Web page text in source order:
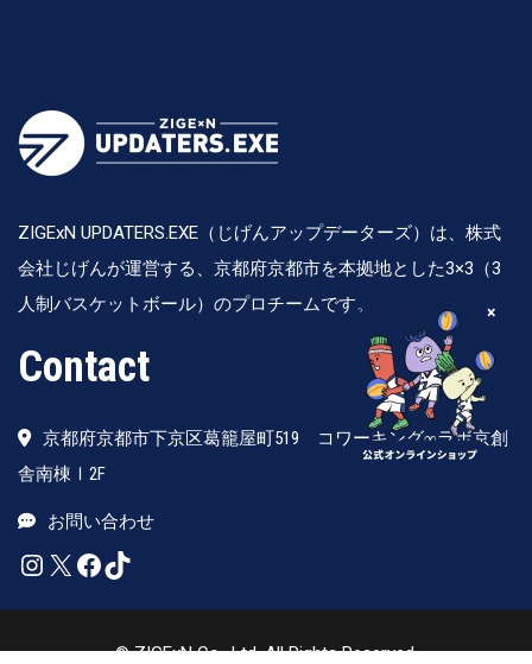
×
ZIGExN UPDATERS.EXE（じげんアップデーターズ）は、株式
会社じげんが運営する、京都府京都市を本拠地とした3×3（3
人制バスケットボール）のプロチームです。
Contact
京都府京都市下京区葛籠屋町519 コワーキング∞ラボ京創
舎南棟Ⅰ2F
お問い合わせ
Instagram X Facebook TikTok
© ZIGExN Co., Ltd. All Rights Reserved.